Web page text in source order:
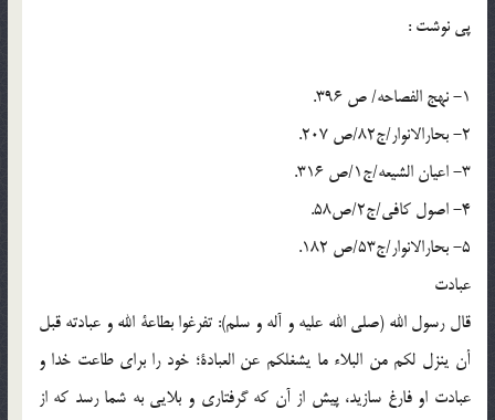
پي نوشت :
1- نهج الفصاحه/ ص 396.
2- بحارالانوار/ج82/ص 207.
3- اعیان الشیعه/ج1/ص 316.
4- اصول کافی/ج2/ص58.
5- بحارالانوار/ج53/ص 182.
عبادت
قال رسول الله (صلی الله علیه و آله و سلم): تفرغوا بطاعة الله و عبادته قبل
أن ینزل لکم من البلاء ما یشغلکم عن العبادة؛ خود را برای طاعت خدا و
عبادت او فارغ سازید، پیش از آن که گرفتاری و بلایی به شما رسد که از